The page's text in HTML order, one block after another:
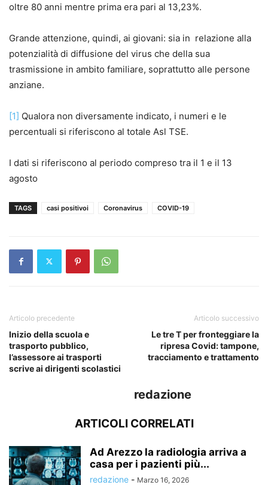
oltre 80 anni mentre prima era pari al 13,23%.
Grande attenzione, quindi, ai giovani: sia in relazione alla
potenzialità di diffusione del virus che della sua
trasmissione in ambito familiare, soprattutto alle persone
anziane.
[1] Qualora non diversamente indicato, i numeri e le
percentuali si riferiscono al totale Asl TSE.
I dati si riferiscono al periodo compreso tra il 1 e il 13
agosto
TAGS casi positivoi Coronavirus COVID-19
Articolo precedente
Inizio della scuola e
trasporto pubblico,
l’assessore ai trasporti
scrive ai dirigenti scolastici
Articolo successivo
Le tre T per fronteggiare la
ripresa Covid: tampone,
tracciamento e trattamento
redazione
ARTICOLI CORRELATI
Ad Arezzo la radiologia arriva a
casa per i pazienti più...
redazione - Marzo 16, 2026